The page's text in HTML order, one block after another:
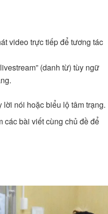
video trực tiếp để tương tác
(danh từ) tùy ngữ
nói hoặc biểu lộ tâm trạng.
các bài viết cùng chủ đề để